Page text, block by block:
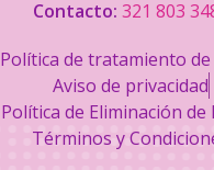
Contacto: 321 803
Política de tratamiento
Aviso de privacidad
Política de Eliminación de
Términos y